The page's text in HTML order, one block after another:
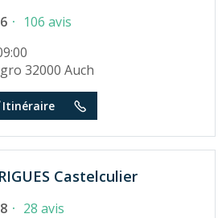
106 avis
32000 Auch
Itinéraire
Castelculier
28 avis